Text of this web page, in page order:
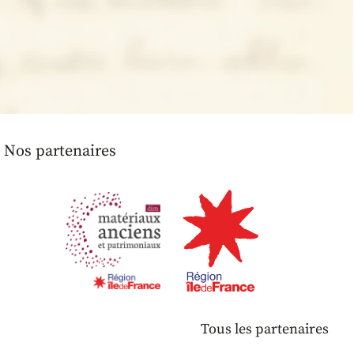
Nos partenaires
Tous les partenaires